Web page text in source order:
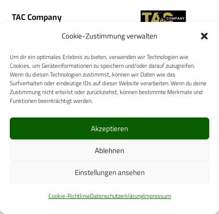
Cookie-Zustimmung verwalten
Um dir ein optimales Erlebnis zu bieten, verwenden wir Technologien wie
Cookies, um Geräteinformationen zu speichern und/oder darauf zuzugreifen.
Wenn du diesen Technologien zustimmst, können wir Daten wie das
Surfverhalten oder eindeutige IDs auf dieser Website verarbeiten. Wenn du deine
Zustimmung nicht erteilst oder zurückziehst, können bestimmte Merkmale und
Funktionen beeinträchtigt werden.
Akzeptieren
Ablehnen
Einstellungen ansehen
Cookie-RichtlinieDatenschutzerklärungImpressum
TAC Company
ALPRO MEDICAL GMBH